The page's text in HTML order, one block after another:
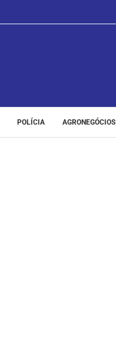
POLÍCIA AGRONEGÓCIOS